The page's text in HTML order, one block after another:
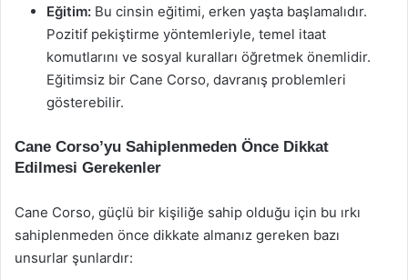
Eğitim: Bu cinsin eğitimi, erken yaşta başlamalıdır.
Pozitif pekiştirme yöntemleriyle, temel itaat
komutlarını ve sosyal kuralları öğretmek önemlidir.
Eğitimsiz bir Cane Corso, davranış problemleri
gösterebilir.
Cane Corso’yu Sahiplenmeden Önce Dikkat
Edilmesi Gerekenler
Cane Corso, güçlü bir kişiliğe sahip olduğu için bu ırkı
sahiplenmeden önce dikkate almanız gereken bazı
unsurlar şunlardır: